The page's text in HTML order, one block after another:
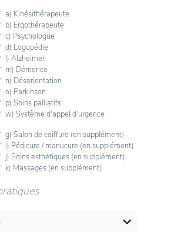
a) Kinésithérapeute
b) Ergothérapeute
c) Psychologue
d) Logopédie
l) Alzheimer
m) Démence
n) Désorientation
o) Parkinson
p) Soins palliatifs
w) Système d'appel d'urgence
g) Salon de coiffure (en supplément)
i) Pédicure / manucure (en supplément)
j) Soins esthétiques (en supplément)
k) Massages (en supplément)